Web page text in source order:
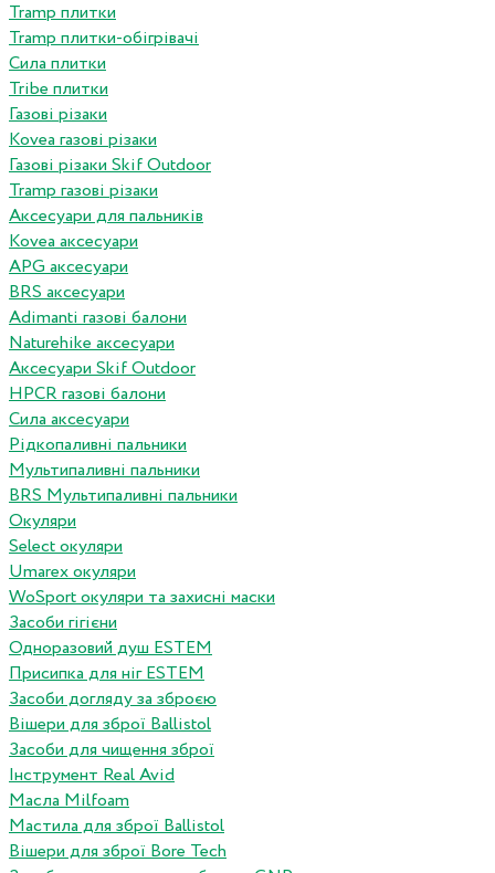
Tramp плитки
Tramp плитки-обігрівачі
Сила плитки
Tribe плитки
Газові різаки
Kovea газові різаки
Газові різаки Skif Outdoor
Tramp газові різаки
Аксесуари для пальників
Kovea аксесуари
APG аксесуари
BRS аксесуари
Adimanti газові балони
Naturehike аксесуари
Аксесуари Skif Outdoor
HPCR газові балони
Сила аксесуари
Рідкопаливні пальники
Мультипаливні пальники
BRS Мультипаливні пальники
Окуляри
Select окуляри
Umarex окуляри
WoSport окуляри та захисні маски
Засоби гігієни
Одноразовий душ ESTEM
Присипка для ніг ESTEM
Засоби догляду за зброєю
Вішери для зброї Ballistol
Засоби для чищення зброї
Інструмент Real Avid
Масла Milfoam
Мастила для зброї Ballistol
Вішери для зброї Bore Tech